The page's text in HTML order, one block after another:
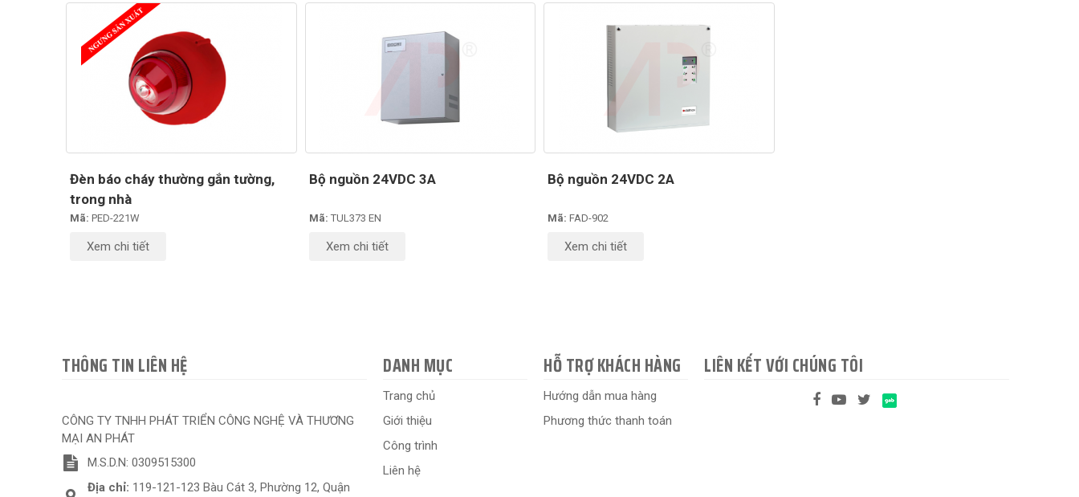
Đèn báo cháy thường gắn tường,
trong nhà
Mã: PED-221W
Xem chi tiết
Bộ nguồn 24VDC 3A
Mã: TUL373 EN
Xem chi tiết
Bộ nguồn 24VDC 2A
Mã: FAD-902
Xem chi tiết
THÔNG TIN LIÊN HỆ
CÔNG TY TNHH PHÁT TRIỂN CÔNG NGHỆ VÀ THƯƠNG
MẠI AN PHÁT
M.S.D.N: 0309515300
Địa chỉ: 119-121-123 Bàu Cát 3, Phường 12, Quận
DANH MỤC
Trang chủ
Giới thiệu
Công trình
Liên hệ
HỖ TRỢ KHÁCH HÀNG
Hướng dẫn mua hàng
Phương thức thanh toán
LIÊN KẾT VỚI CHÚNG TÔI